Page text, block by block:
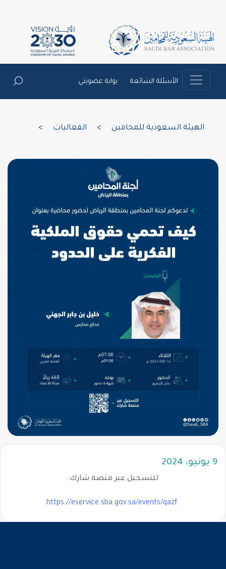
الأسئلة الشائعة بوابة عضويتي
الهيئة السعودية للمحامين الفعاليات
للتسجيل عبر منصة شارك:
https://eservice.sba.gov.sa/events/qazf